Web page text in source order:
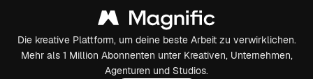
Die kreative Plattform, um deine beste Arbeit zu verwirklichen.
Mehr als 1 Million Abonnenten unter Kreativen, Unternehmen,
Agenturen und Studios.